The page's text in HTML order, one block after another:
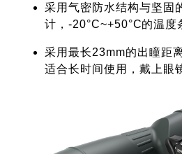
采用气密防水结构与坚固
计，-20°C~+50°C的温度
采用最长23mm的出瞳距
适合长时间使用，戴上眼